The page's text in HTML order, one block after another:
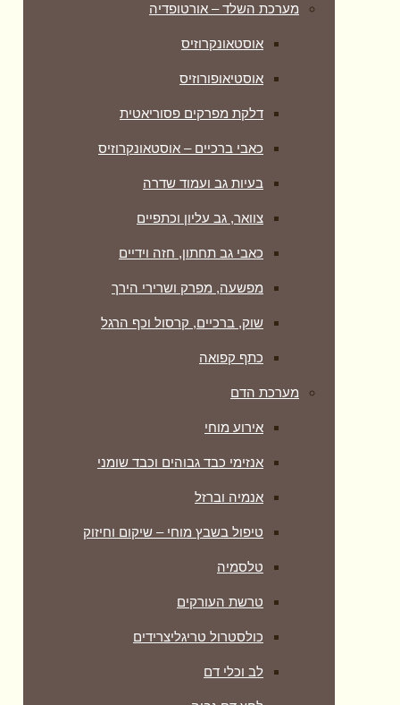
מערכת השלד – אורטופדיה
אוסטאונקרוזיס
אוסטיאופורוזיס
דלקת מפרקים פסוריאטית
כאבי ברכיים – אוסטאונקרוזיס
בעיות גב ועמוד שדרה
צוואר, גב עליון וכתפיים
כאבי גב תחתון, חזה וידיים
מפשעה, מפרק ושרירי הירך
שוק, ברכיים, קרסול וכף הרגל
כתף קפואה
מערכת הדם
אירוע מוחי
אנזימי כבד גבוהים וכבד שומני
אנמיה וברזל
טיפול בשבץ מוחי – שיקום וחיזוק
טלסמיה
טרשת העורקים
כולסטרול טריגליצרידים
לב וכלי דם